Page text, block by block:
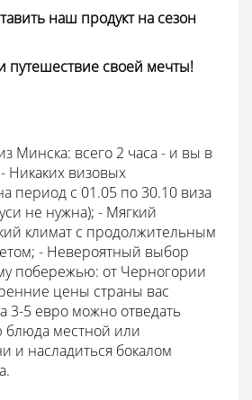
наш продукт на сезон
путешествие своей мечты!
Минска: всего 2 часа - и вы в
Никаких визовых
период с 01.05 по 30.10 виза
не нужна); - Мягкий
климат с продолжительным
- Невероятный выбор
побережью: от Черногории
цены страны вас
3-5 евро можно отведать
местной или
и насладиться бокалом